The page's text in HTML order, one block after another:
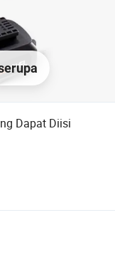
Dapat Diisi